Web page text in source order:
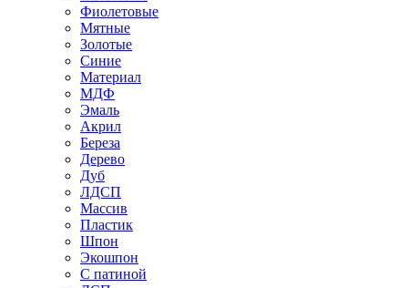
Фиолетовые
Мятные
Золотые
Синие
Материал
МДФ
Эмаль
Акрил
Береза
Дерево
Дуб
ЛДСП
Массив
Пластик
Шпон
Экошпон
С патиной